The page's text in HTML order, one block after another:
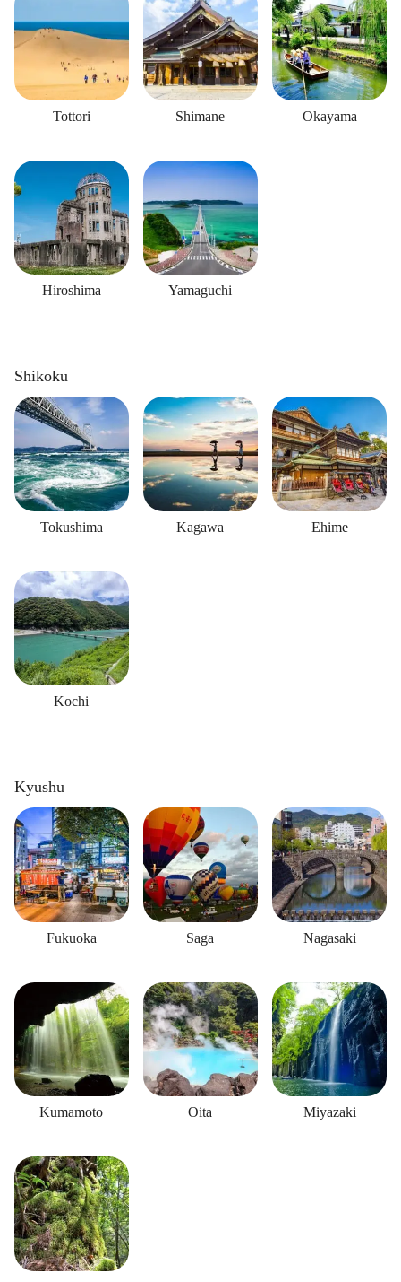
Tottori Shimane Okayama
Hiroshima Yamaguchi
Shikoku
Tokushima Kagawa Ehime
Kochi
Kyushu
Fukuoka Saga Nagasaki
Kumamoto Oita Miyazaki